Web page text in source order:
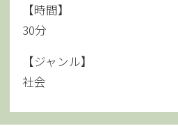
【時間】
30分
【ジャンル】
社会